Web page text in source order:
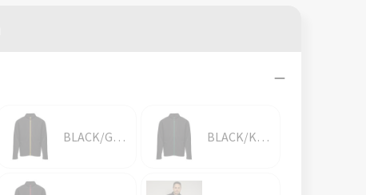
BLACK/GOLD BLACK/KELLY GREEN